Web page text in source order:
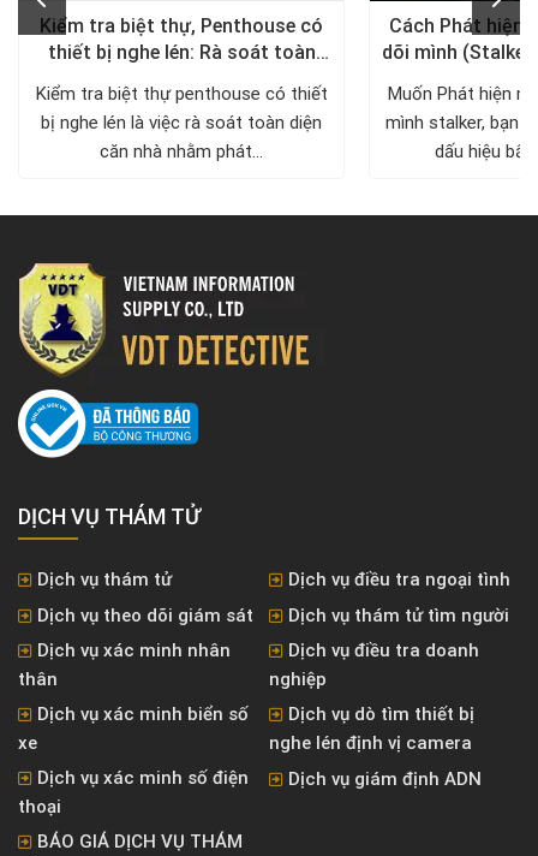
Kiểm tra biệt thự, Penthouse có
thiết bị nghe lén: Rà soát toàn
diện, trả lại không gian riêng tư
Kiểm tra biệt thự penthouse có thiết
bị nghe lén là việc rà soát toàn diện
căn nhà nhằm phát...
Cách Phát hiện
dõi mình
Muốn Phát hiện
mình stalker, bạn
dấu hiệu bất
DỊCH VỤ THÁM TỬ
Dịch vụ thám tử
Dịch vụ điều tra ngoại tình
Dịch vụ theo dõi giám sát
Dịch vụ thám tử tìm người
Dịch vụ xác minh nhân
thân
Dịch vụ điều tra doanh
nghiệp
Dịch vụ xác minh biển số
xe
Dịch vụ dò tìm thiết bị
nghe lén định vị camera
Dịch vụ xác minh số điện
thoại
Dịch vụ giám định ADN
BÁO GIÁ DỊCH VỤ THÁM